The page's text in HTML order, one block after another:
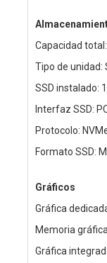
Capacidad
Tipo de unidad:
SSD instalado:
Interfaz SSD:
Protocolo:
Formato SSD:
Gráficos
Gráfica
Memoria
Gráfica